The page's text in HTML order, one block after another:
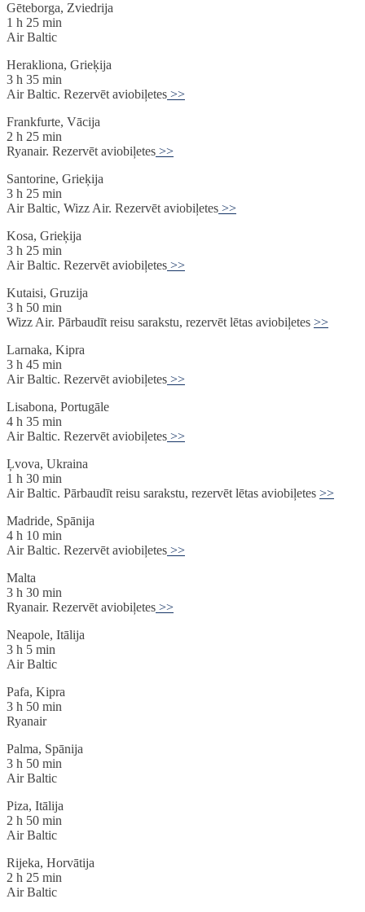
Gēteborga, Zviedrija
1 h 25 min
Air Baltic
Herakliona, Grieķija
3 h 35 min
Air Baltic. Rezervēt aviobiļetes >>
Frankfurte, Vācija
2 h 25 min
Ryanair. Rezervēt aviobiļetes >>
Santorine, Grieķija
3 h 25 min
Air Baltic, Wizz Air. Rezervēt aviobiļetes >>
Kosa, Grieķija
3 h 25 min
Air Baltic. Rezervēt aviobiļetes >>
Kutaisi, Gruzija
3 h 50 min
Wizz Air. Pārbaudīt reisu sarakstu, rezervēt lētas aviobiļetes >>
Larnaka, Kipra
3 h 45 min
Air Baltic. Rezervēt aviobiļetes >>
Lisabona, Portugāle
4 h 35 min
Air Baltic. Rezervēt aviobiļetes >>
Ļvova, Ukraina
1 h 30 min
Air Baltic. Pārbaudīt reisu sarakstu, rezervēt lētas aviobiļetes >>
Madride, Spānija
4 h 10 min
Air Baltic. Rezervēt aviobiļetes >>
Malta
3 h 30 min
Ryanair. Rezervēt aviobiļetes >>
Neapole, Itālija
3 h 5 min
Air Baltic
Pafa, Kipra
3 h 50 min
Ryanair
Palma, Spānija
3 h 50 min
Air Baltic
Piza, Itālija
2 h 50 min
Air Baltic
Rijeka, Horvātija
2 h 25 min
Air Baltic